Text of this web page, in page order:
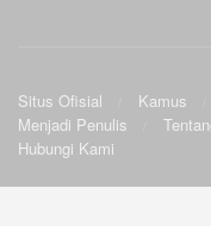
Situs Ofisial Kamus
Menjadi Penulis
Hubungi Kami
Ensiklopedia Budaya Batak.